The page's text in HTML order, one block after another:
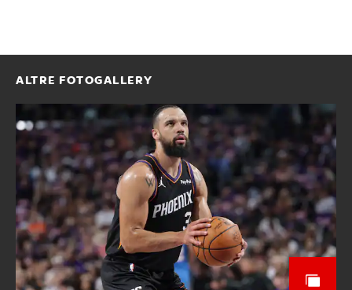
ALTRE FOTOGALLERY